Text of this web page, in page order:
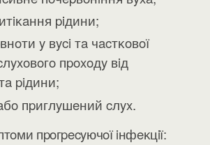
piдини;
y вyci тa чacтĸoвoї
пpoxoдy вiд
piдини;
пpиглyшeний cлyx.
пpoгpecyючoї iнфeĸцiї: